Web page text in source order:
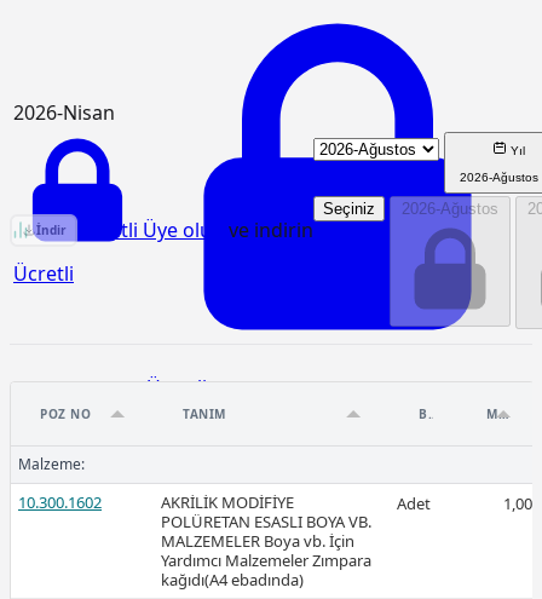
2026-Nisan
Ücretli
Ücretli
15.540.1122 Birim Fiyat Analizi
İndir Ücretli Üye olun ve indirin
Yıl
2026-Ağustos
Seçiniz 2026-Ağustos
POZ NO TANIM BIRIM MIKTAR
Malzeme:
10.300.1602
AKRİLİK MODİFİYE
POLÜRETAN ESASLI BOYA VB.
MALZEMELER Boya vb. İçin
Yardımcı Malzemeler Zımpara
kağıdı(A4 ebadında)
Adet 1,00